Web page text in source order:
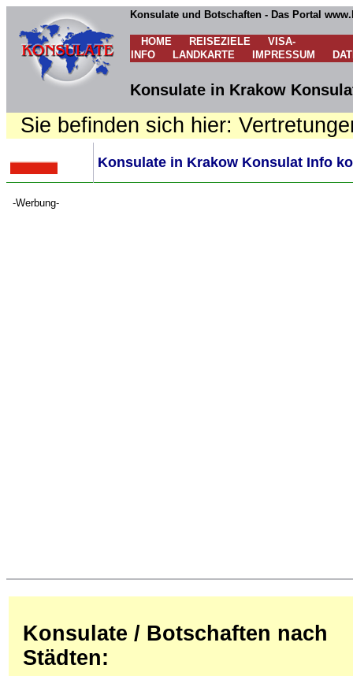
Konsulate und Botschaften - Das Portal
HOME REISEZIELE
VISA-
INFO
LANDKARTE IMPRESSUM
Konsulate in Krakow
Sie befinden sich hier:
Konsulate in Krakow Konsulat Info
-Werbung-
Konsulate / Botschaften nach
Städten: